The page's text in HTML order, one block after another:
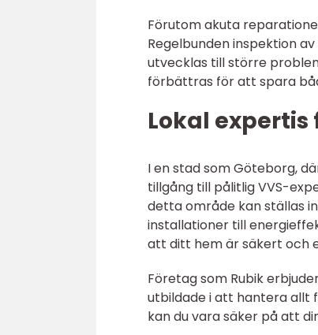
Förutom akuta
Regelbunden inspektion
utvecklas till större
förbättras för att spara
Lokal
I en stad som Göteborg,
tillgång till pålitlig VVS-
detta område kan ställas
installationer till
att ditt hem är säkert och
Företag som Rubik
utbildade i att hantera allt
kan du vara säker på att